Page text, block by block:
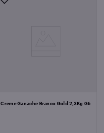
Creme Ganache Branco Gold 2,3Kg G6